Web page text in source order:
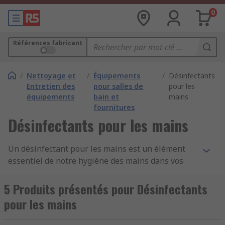
0
Références fabricant
/ Nettoyage et
Entretien des
équipements
/ Équipements
pour salles de
bain et
fournitures
/ Désinfectants
pour les
mains
Désinfectants pour les mains
Un désinfectant pour les mains est un élément
essentiel de notre hygiène des mains dans vos
Covid-19 (coronavirus). Nous devons
fréquemment nous laver les mains avec de l'eau
et du savon, utiliser un désinfectant pour les
5 Produits présentés pour Désinfectants
pour les mains